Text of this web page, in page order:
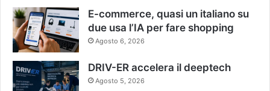
E-commerce, quasi un italiano su
due usa l’IA per fare shopping
Agosto 6, 2026
DRIV-ER accelera il deeptech
Agosto 5, 2026